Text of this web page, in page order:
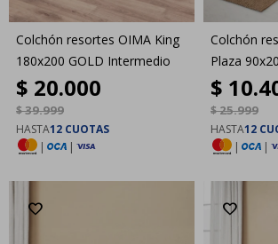
Colchón resortes OIMA King
180x200 GOLD Intermedio
$ 20.000
$39.999
HASTA12 CUOTAS
|
|
Colchón
Plaza
Intermedio
$
$25.999
HASTA12
|
|